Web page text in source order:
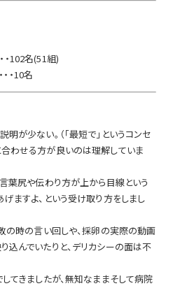
・・102名(51組)
・・10名
が少ない。（「最短で」というコンセ
わせる方が良いのは理解していま
葉尻や伝わり方が上から目線という
ますよ、という受け取り方をしまし
の時の言い回しや、採卵の実際の動画
込んでいたりと、デリカシーの面は不
てきましたが、無知なままそして病院